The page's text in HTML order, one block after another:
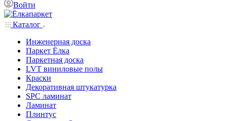
Войти
Каталог
Инженерная доска
Паркет Ёлка
Паркетная доска
LVT виниловые полы
Краски
Декоративная штукатурка
SPC ламинат
Ламинат
Плинтус